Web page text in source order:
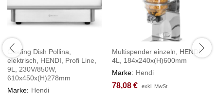
Chafing Dish Pollina,
elektrisch, HENDI, Profi Line,
9L, 230V/850W,
610x450x(H)278mm
Marke: Hendi
Multispender einzeln, HENDI,
4L, 184x240x(H)600mm
Marke: Hendi
78,08 € exkl. MwSt.